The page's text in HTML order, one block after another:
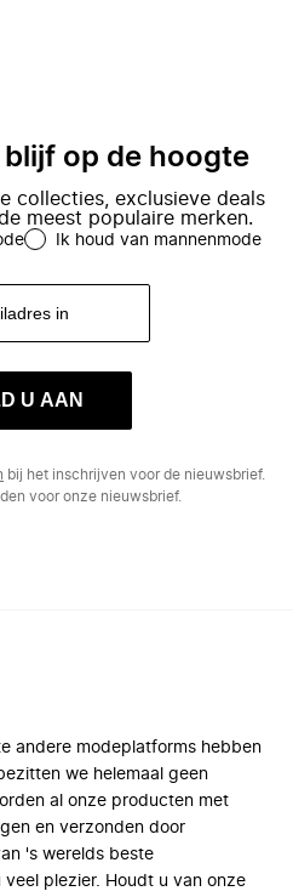
blijf op de hoogte
collecties, exclusieve deals
meest populaire merken.
Ik houd van mannenmode
U AAN
bij het inschrijven voor de nieuwsbrief.
voor onze nieuwsbrief.
andere modeplatforms hebben
we helemaal geen
al onze producten met
en verzonden door
's werelds beste
plezier. Houdt u van onze